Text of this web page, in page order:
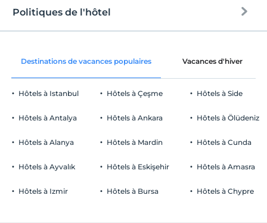
Espaces communs et toutes les
Parking
Libérer Parking privé
Politiques de l'hôtel
enregistrement
Vérifier
Avant 12:00
animaux
Les bébés de moins de 2 ne sont pas facturés
Destinations de vacances populaires Vacances d'hiver
Hôtels à Istanbul
Hôtels à Antalya
Hôtels à Alanya
Hôtels à Ayvalık
Hôtels à Izmir
Hôtels à Çeşme
Hôtels à Ankara
Hôtels à Mardin
Hôtels à Eskişehir
Hôtels à Bursa
Hôtels à Side
Hôtels à Ölüdeniz
Hôtels à Cunda
Hôtels à Amasra
Hôtels à Chypre